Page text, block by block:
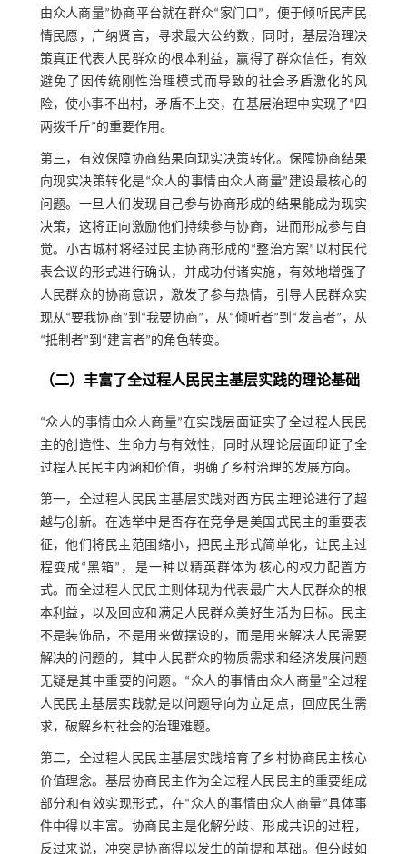
由众人商量”协商平台就在群众“家门口”，便于倾听民声民
情民愿，广纳贤言，寻求最大公约数，同时，基层治理决
策真正代表人民群众的根本利益，赢得了群众信任，有效
避免了因传统刚性治理模式而导致的社会矛盾激化的风
险，使小事不出村，矛盾不上交，在基层治理中实现了“四
两拨千斤”的重要作用。
第三，有效保障协商结果向现实决策转化。保障协商结果
向现实决策转化是“众人的事情由众人商量”建设最核心的
问题。一旦人们发现自己参与协商形成的结果能成为现实
决策，这将正向激励他们持续参与协商，进而形成参与自
觉。小古城村将经过民主协商形成的“整治方案”以村民代
表会议的形式进行确认，并成功付诸实施，有效地增强了
人民群众的协商意识，激发了参与热情，引导人民群众实
现从“要我协商”到“我要协商”，从“倾听者”到“发言者”，从
“抵制者”到“建言者”的角色转变。
（二）丰富了全过程人民民主基层实践的理论基础
“众人的事情由众人商量”在实践层面证实了全过程人民民
主的创造性、生命力与有效性，同时从理论层面印证了全
过程人民民主内涵和价值，明确了乡村治理的发展方向。
第一，全过程人民民主基层实践对西方民主理论进行了超
越与创新。在选举中是否存在竞争是美国式民主的重要表
征，他们将民主范围缩小，把民主形式简单化，让民主过
程变成“黑箱”，是一种以精英群体为核心的权力配置方
式。而全过程人民民主则体现为代表最广大人民群众的根
本利益，以及回应和满足人民群众美好生活为目标。民主
不是装饰品，不是用来做摆设的，而是用来解决人民需要
解决的问题的，其中人民群众的物质需求和经济发展问题
无疑是其中重要的问题。“众人的事情由众人商量”全过程
人民民主基层实践就是以问题导向为立足点，回应民生需
求，破解乡村社会的治理难题。
第二，全过程人民民主基层实践培育了乡村协商民主核心
价值理念。基层协商民主作为全过程人民民主的重要组成
部分和有效实现形式，在“众人的事情由众人商量”具体事
件中得以丰富。协商民主是化解分歧、形成共识的过程，
反过来说，冲突是协商得以发生的前提和基础。但分歧如